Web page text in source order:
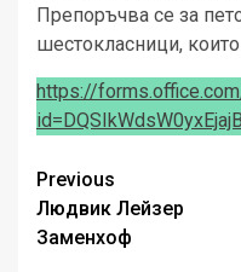
Препоръчва се за
шестокласници,
https://
Post
navigation
Previous
Людвик Лейзер
Заменхоф